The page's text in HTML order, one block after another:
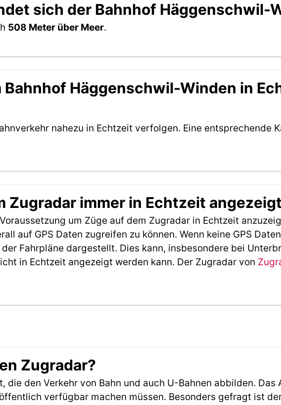
sich der Bahnhof Häggenschwil-
508 Meter über Meer.
Bahnhof Häggenschwil-Winden in
nahezu in Echtzeit verfolgen. Eine entsprechende
Zugradar immer in Echtzeit
um Züge auf dem Zugradar in Echtzeit
auf GPS Daten zugreifen zu können. Wenn keine GPS
Fahrpläne dargestellt. Dies kann, insbesondere bei
in Echtzeit angezeigt werden kann. Der Zugradar von
Zugradar?
die den Verkehr von Bahn und auch U-Bahnen abbilden. Das
verfügbar machen müssen. Besonders gefragt ist